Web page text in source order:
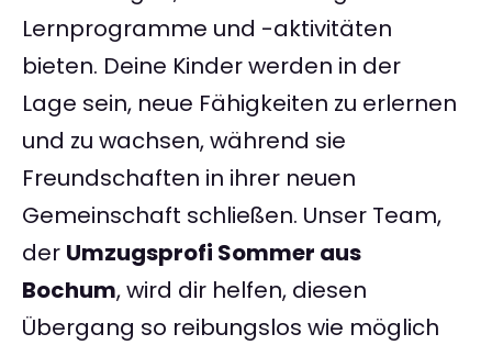
Lernprogramme und -aktivitäten
bieten. Deine Kinder werden in der
Lage sein, neue Fähigkeiten zu erlernen
und zu wachsen, während sie
Freundschaften in ihrer neuen
Gemeinschaft schließen. Unser Team,
der Umzugsprofi Sommer aus
Bochum, wird dir helfen, diesen
Übergang so reibungslos wie möglich